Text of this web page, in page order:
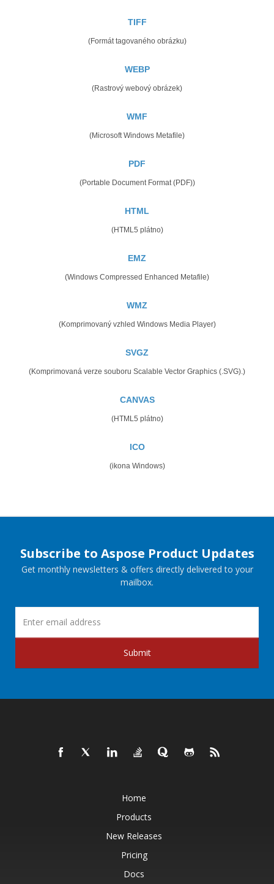
TIFF
(Formát tagovaného obrázku)
WEBP
(Rastrový webový obrázek)
WMF
(Microsoft Windows Metafile)
PDF
(Portable Document Format (PDF))
HTML
(HTML5 plátno)
EMZ
(Windows Compressed Enhanced Metafile)
WMZ
(Komprimovaný vzhled Windows Media Player)
SVGZ
(Komprimovaná verze souboru Scalable Vector Graphics (.SVG).)
CANVAS
(HTML5 plátno)
ICO
(ikona Windows)
Subscribe to Aspose Product Updates
Get monthly newsletters & offers directly delivered to your
mailbox.
Submit
Home
Products
New Releases
Pricing
Docs